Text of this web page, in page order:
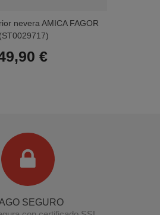
nevera AMICA FAGOR
(ST0029717)
€
SEGURO
○ Motor activo -
WHIRLPOOL